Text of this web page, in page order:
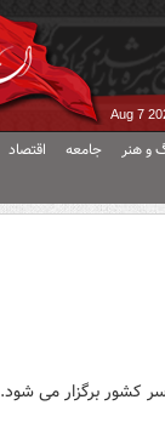
Aug 7
و هنر جامعه اقتصاد
کشور برگزار می شود.